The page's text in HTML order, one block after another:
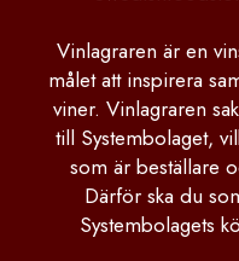
Vinlagraren är en
målet att inspirera
viner. Vinlagraren
till Systembolaget,
som är beställare
Därför ska du
Systembolagets